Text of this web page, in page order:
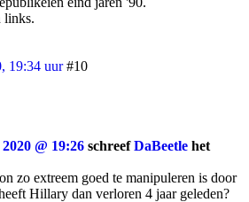
links.
19:34 uur #10
@ 19:26 schreefDaBeetle het
zo extreem goed te manipuleren is door
Hillary dan verloren 4 jaar geleden?